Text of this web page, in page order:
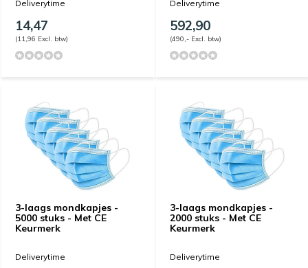
Deliverytime
14,47
(11,96 Excl. btw)
Deliverytime
592,90
(490,- Excl. btw)
3-laags mondkapjes -
5000 stuks - Met CE
Keurmerk
Deliverytime
3-laags mondkapjes -
2000 stuks - Met CE
Keurmerk
Deliverytime